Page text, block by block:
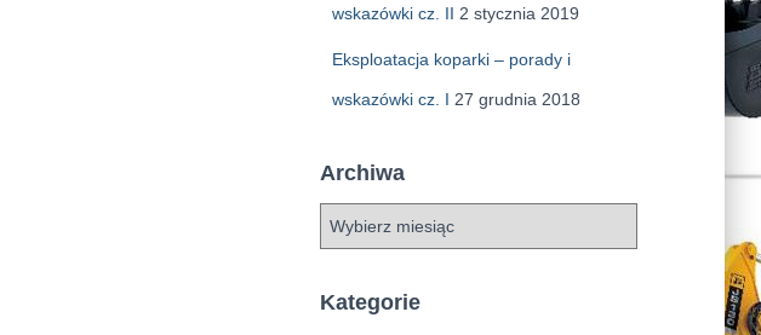
wskazówki cz. II 2 stycznia 2019
Eksploatacja koparki – porady i
wskazówki cz. I 27 grudnia 2018
Archiwa
h
Kategorie